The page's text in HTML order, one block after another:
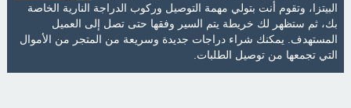
البيتزا، وتقوم أنت بتولي مهمة التوصيل وركوب الدراجة النارية الخاصة
بك، ثم ستظهر لك خريطة يتم السير وفقها حتى تصل إلى العميل
المستهدف. يمكنك شراء دراجات جديدة وسريعة من المتجر من الأموال
التي تجمعها من توصيل الطلبات.